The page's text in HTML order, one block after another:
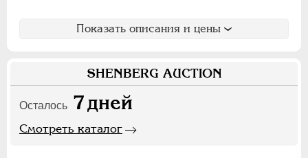
Показать описания и цены
SHENBERG AUCTION
Осталось 7дней
Смотреть каталог
СЕРИИ МЕДАЛЕЙ 1600-1881